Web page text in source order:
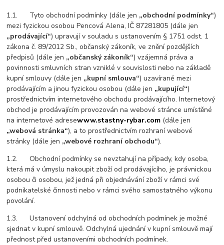
1.1. Tyto obchodní podmínky (dále jen „obchodní podmínky“)
mezi fyzickou osobou Pencová Alena, IČ 87281805 (dále jen
„prodávající“) upravují v souladu s ustanovením § 1751 odst. 1
zákona č. 89/2012 Sb., občanský zákoník, ve znění pozdějších
předpisů (dále jen „občanský zákoník“) vzájemná práva a
povinnosti smluvních stran vzniklé v souvislosti nebo na základě
kupní smlouvy (dále jen „kupní smlouva“) uzavírané mezi
prodávajícím a jinou fyzickou osobou (dále jen „kupující“)
prostřednictvím internetového obchodu prodávajícího. Internetový
obchod je prodávajícím provozován na webové stránce umístěné
na internetové adresewww.stastny-rybar.com (dále jen
„webová stránka“), a to prostřednictvím rozhraní webové
stránky (dále jen „webové rozhraní obchodu“).
1.2. Obchodní podmínky se nevztahují na případy, kdy osoba,
která má v úmyslu nakoupit zboží od prodávajícího, je právnickou
osobou či osobou, jež jedná při objednávání zboží v rámci své
podnikatelské činnosti nebo v rámci svého samostatného výkonu
povolání.
1.3. Ustanovení odchylná od obchodních podmínek je možné
sjednat v kupní smlouvě. Odchylná ujednání v kupní smlouvě mají
přednost před ustanoveními obchodních podmínek.